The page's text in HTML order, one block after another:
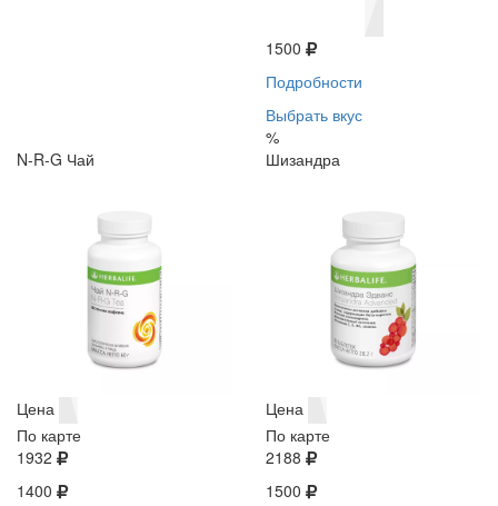
1500
Подробности
Выбрать вкус
%
N-R-G Чай
Цена
По карте
1932
1400
Шизандра
Цена
По карте
2188
1500